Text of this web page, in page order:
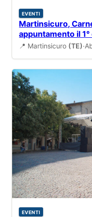
EVENTI
Martinsicuro,
appuntamento il
📍 Martinsicuro (TE)·
EVENTI